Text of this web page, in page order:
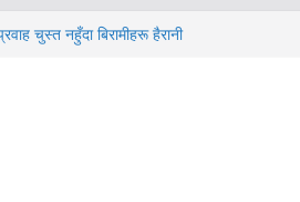
चुस्त नहुँदा बिरामीहरू हैरानी